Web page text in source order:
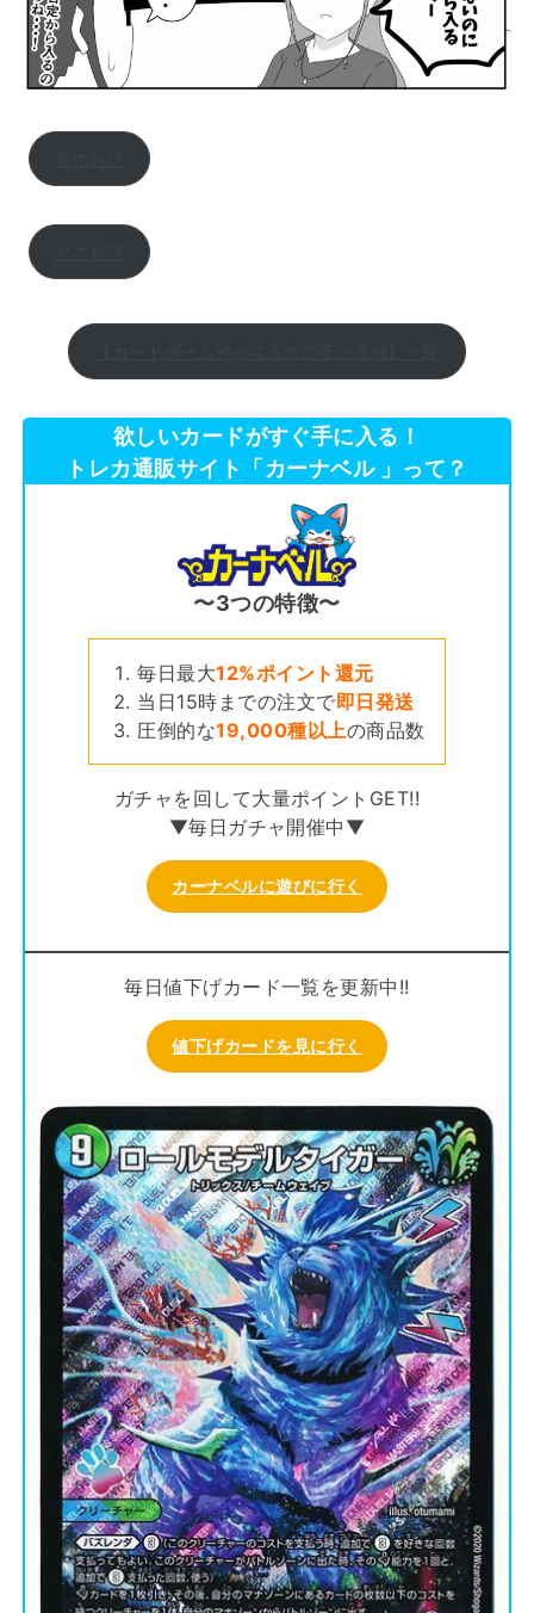
欲しいカードがすぐ手に入る！
トレカ通販サイト「カーナベル 」って？
〜3つの特徴〜
毎日最大12%ポイント還元
当日15時までの注文で即日発送
圧倒的な19,000種以上の商品数
ガチャを回して大量ポイントGET!!
▼毎日ガチャ開催中▼
カーナベルに遊びに行く
毎日値下げカード一覧を更新中!!
値下げカードを見に行く